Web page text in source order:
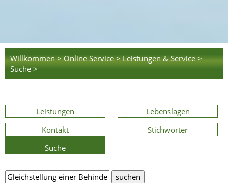
Willkommen > Online Service > Leistungen & Service >
Suche >
Leistungen
Lebenslagen
Kontakt
Stichwörter
Suche